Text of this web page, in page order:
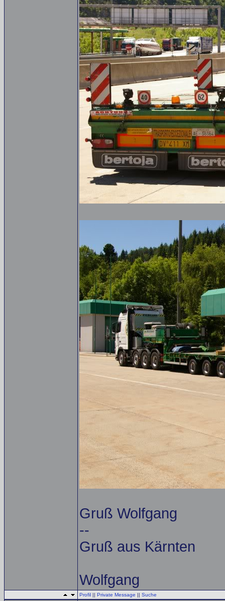
Gruß Wolfgang
--
Gruß aus Kärnten
Wolfgang
Profil || Private Message || Suche